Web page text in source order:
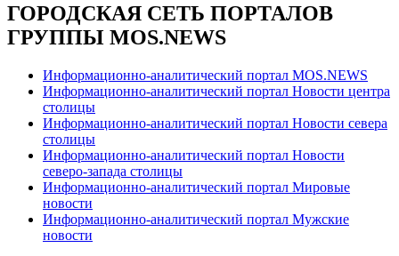
ГОРОДСКАЯ СЕТЬ ПОРТАЛОВ
ГРУППЫ MOS.NEWS
Информационно-аналитический портал MOS.NEWS
Информационно-аналитический портал Новости центра
столицы
Информационно-аналитический портал Новости севера
столицы
Информационно-аналитический портал Новости
северо-запада столицы
Информационно-аналитический портал Мировые
новости
Информационно-аналитический портал Мужские
новости